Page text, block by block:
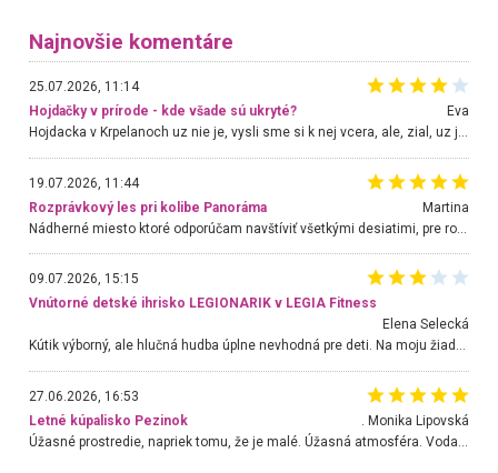
Najnovšie komentáre
25.07.2026, 11:14
Hojdačky v prírode - kde všade sú ukryté?
Eva
Hojdacka v Krpelanoch uz nie je, vysli sme si k nej vcera, ale, zial, uz je znicena. Ak sem planujete cestu len kvoli hojdacke, mozete si ju usetrit. Krasny vyhlad je tu vsak aj bez hojdacky :-)
19.07.2026, 11:44
Rozprávkový les pri kolibe Panoráma
Martina
Nádherné miesto ktoré odporúčam navštíviť všetkými desiatimi, pre rodiny s deťmi, dôchodcom... Proste a jednoducho ozaj rozprávkový les.. určite ešte prídeme. Odniesli sme si na pamiatku krásne tričká,
09.07.2026, 15:15
Vnútorné detské ihrisko LEGIONARIK v LEGIA Fitness
Elena Selecká
Kútik výborný, ale hlučná hudba úplne nevhodná pre deti. Na moju žiadosť o aspoň sušenie nereagovali.
27.06.2026, 16:53
Letné kúpalisko Pezinok
. Monika Lipovská
Úžasné prostredie, napriek tomu, že je malé. Úžasná atmosféra. Voda fantastická a nádherná. Ľudí je pomerne veľa, ale su mili a ohľaduplní. Je veľmi zaujímavé sledovať, ako dokážu spolu športovať cudzí ľudia a bez ohľadu na vek. Vládne tu pohoda. Vnuka neviem dostať z vody. Ďakujem za krásny deň . Urcite sa sem vrátim. Jediný problém je s parkovaním, ale aj ten sa mi podarilo vyriešiť. Monika Bratislava